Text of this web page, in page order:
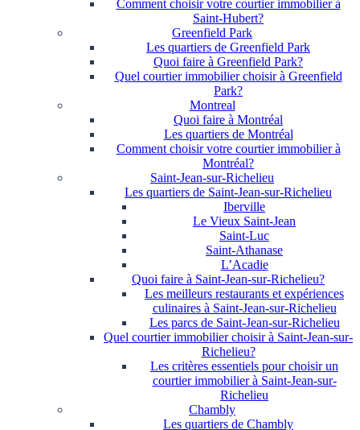
Comment choisir votre courtier immobilier à
Saint-Hubert?
Greenfield Park
Les quartiers de Greenfield Park
Quoi faire à Greenfield Park?
Quel courtier immobilier choisir à Greenfield
Park?
Montreal
Quoi faire à Montréal
Les quartiers de Montréal
Comment choisir votre courtier immobilier à
Montréal?
Saint-Jean-sur-Richelieu
Les quartiers de Saint-Jean-sur-Richelieu
Iberville
Le Vieux Saint-Jean
Saint-Luc
Saint-Athanase
L’Acadie
Quoi faire à Saint-Jean-sur-Richelieu?
Les meilleurs restaurants et expériences
culinaires à Saint-Jean-sur-Richelieu
Les parcs de Saint-Jean-sur-Richelieu
Quel courtier immobilier choisir à Saint-Jean-sur-
Richelieu?
Les critères essentiels pour choisir un
courtier immobilier à Saint-Jean-sur-
Richelieu
Chambly
Les quartiers de Chambly